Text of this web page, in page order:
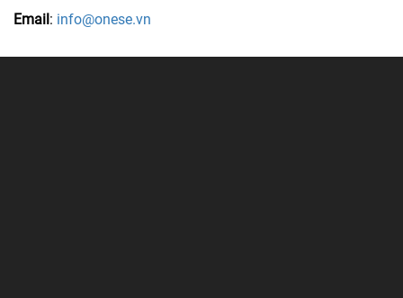
Email: info@onese.vn